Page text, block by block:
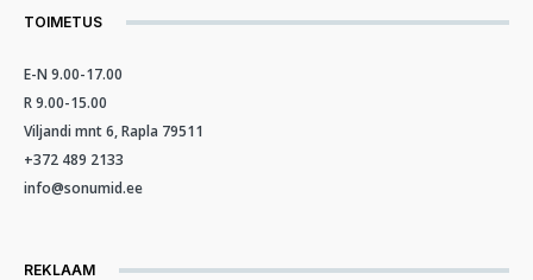
TOIMETUS
E-N 9.00-17.00
R 9.00-15.00
Viljandi mnt 6, Rapla 79511
+372 489 2133
info@sonumid.ee
REKLAAM